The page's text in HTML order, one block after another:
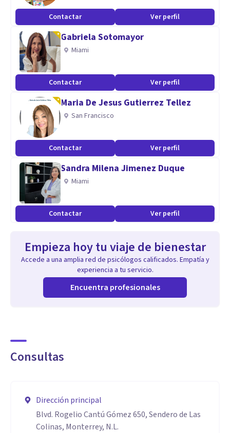
Como embajadora de resiliencia, me gusta trabajar desde
psicólogia positiva, fortalezas humanas, inteligencia
emocional y resiliencia.
Contactar Ver perfil
Gabriela Sotomayor
Miami
Contactar Ver perfil
Maria De Jesus Gutierrez Tellez
San Francisco
Contactar Ver perfil
Sandra Milena Jimenez Duque
Miami
Contactar Ver perfil
Empieza hoy tu viaje de bienestar
Accede a una amplia red de psicólogos calificados. Empatía y
experiencia a tu servicio.
Encuentra profesionales
Consultas
Dirección principal
Blvd. Rogelio Cantú Gómez 650, Sendero de Las
Colinas, Monterrey, N.L.